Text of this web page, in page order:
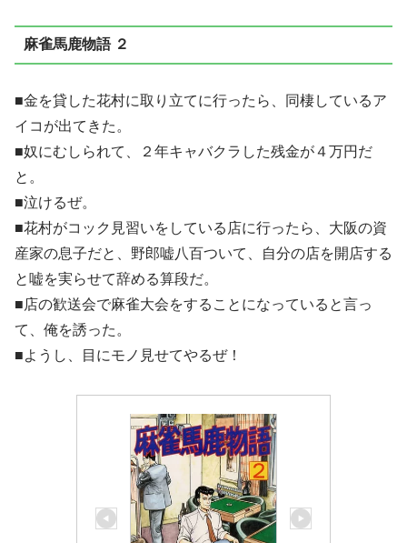
麻雀馬鹿物語 ２
■金を貸した花村に取り立てに行ったら、同棲しているア
イコが出てきた。
■奴にむしられて、２年キャバクラした残金が４万円だ
と。
■泣けるぜ。
■花村がコック見習いをしている店に行ったら、大阪の資
産家の息子だと、野郎嘘八百ついて、自分の店を開店する
と嘘を実らせて辞める算段だ。
■店の歓送会で麻雀大会をすることになっていると言っ
て、俺を誘った。
■ようし、目にモノ見せてやるぜ！